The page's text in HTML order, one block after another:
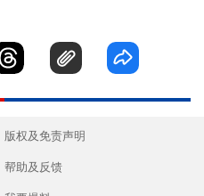
版权及免责声明
帮助及反馈